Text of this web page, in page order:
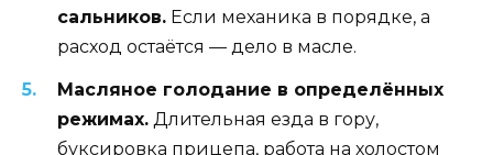
сальников. Если механика в порядке, а
расход остаётся — дело в масле.
Масляное голодание в определённых
режимах. Длительная езда в гору,
буксировка прицепа, работа на холостом